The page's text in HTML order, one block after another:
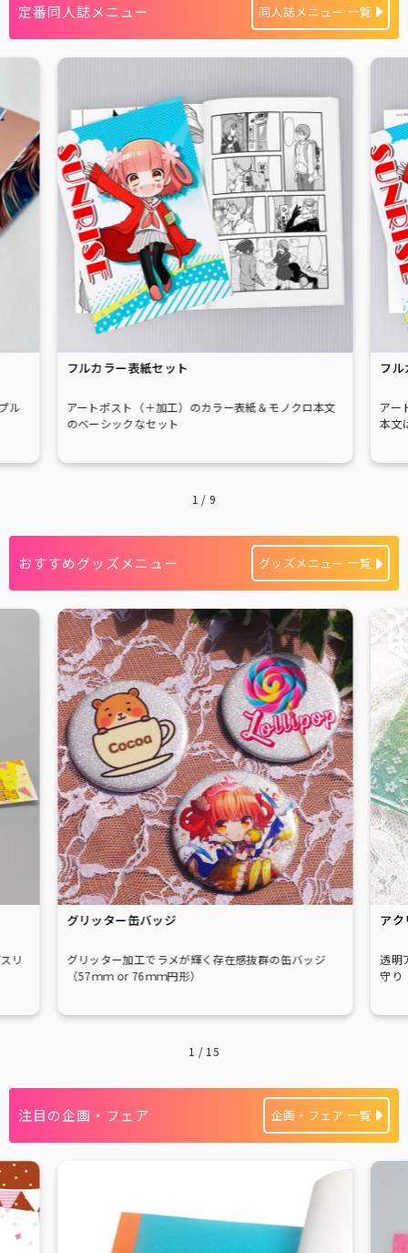
定番同人誌メニュー 同人誌メニュー 一覧
ル
フルカラー表紙セット
アートポスト（＋加工）のカラー表紙＆モノクロ本文
のベーシックなセット
フ
アー
本文
1 /9
おすすめグッズメニュー グッズメニュー 一覧
リ
グリッター缶バッジ
グリッター加工でラメが輝く存在感抜群の缶バッジ
（57ｍｍ or 76ｍｍ円形）
ア
透明
守り
1 / 15
注目の企画・フェア 企画・フェア 一覧